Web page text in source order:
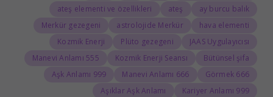
ay burcu balık
ateş
ateş elementi ve özellikleri
hava elementi
astrolojide Merkür
Merkür gezegeni
JAAS Uygulayıcısı
Plüto gezegeni
Kozmik Enerji
Bütünsel şifa
Kozmik Enerji Seansı
555 Manevi Anlamı
666 Görmek
666 Manevi Anlamı
999 Aşk Anlamı
999 Kariyer Anlamı
Aşıklar Aşk Anlamı